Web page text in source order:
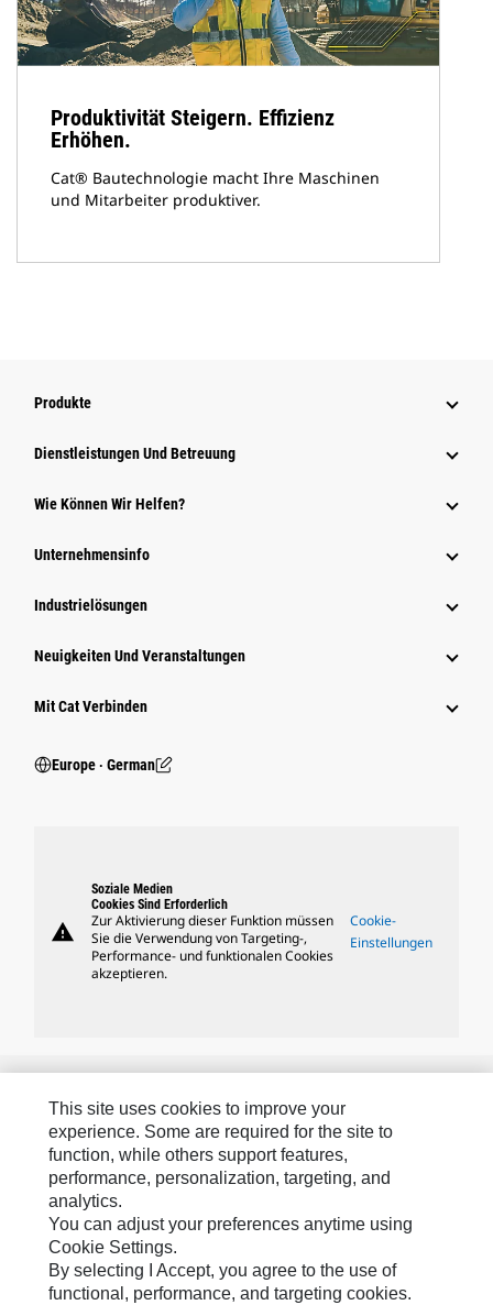
Produktivität Steigern. Effizienz
Erhöhen.
Cat® Bautechnologie macht Ihre Maschinen
und Mitarbeiter produktiver.
Produkte
Dienstleistungen Und Betreuung
Wie Können Wir Helfen?
Unternehmensinfo
Industrielösungen
Neuigkeiten Und Veranstaltungen
Mit Cat Verbinden
Europe ‧ German
warning
Soziale Medien
Cookies Sind Erforderlich
Zur Aktivierung dieser Funktion müssen
Sie die Verwendung von Targeting-,
Performance- und funktionalen Cookies
akzeptieren.
Cookie-
Einstellungen
Caterpillar.com
Caterpillar Kontaktieren
Meine Marketing-Präferenzen
Seitenübersicht
This site uses cookies to improve your
experience. Some are required for the site to
function, while others support features,
performance, personalization, targeting, and
analytics.
You can adjust your preferences anytime using
Cookie Settings.
By selecting I Accept, you agree to the use of
functional, performance, and targeting cookies.